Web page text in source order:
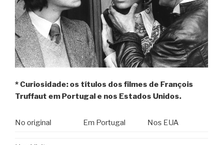
* Curiosidade: os títulos dos filmes de François
Truffaut em Portugal e nos Estados Unidos.
No original Em Portugal Nos EUA